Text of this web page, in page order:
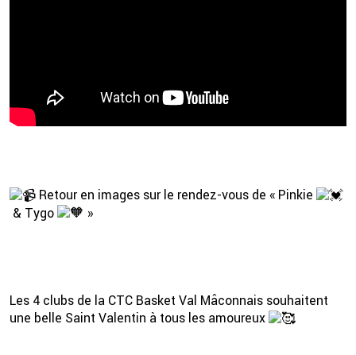
Retour en images sur le rendez-vous de « Pinkie
& Tygo
»
Les 4 clubs de la CTC Basket Val Mâconnais souhaitent
une belle Saint Valentin à tous les amoureux